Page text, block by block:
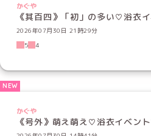
かぐや
《其百四》「初」の多い♡浴衣
2026年07月30日 21時29分
5
4
かぐや
《号外》萌え萌え♡浴衣イベン